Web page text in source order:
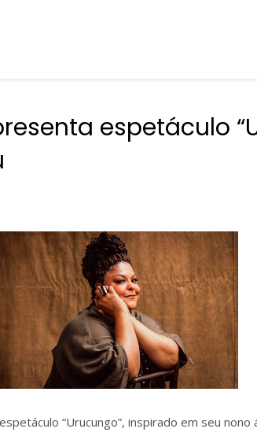
espetáculo
“Urucungo”, inspirado em seu